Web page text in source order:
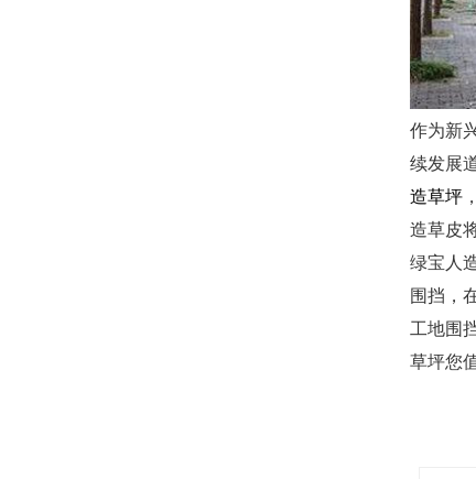
作为新
续发展
造草坪
造草皮
绿宝人
围挡，
工地围
草坪您